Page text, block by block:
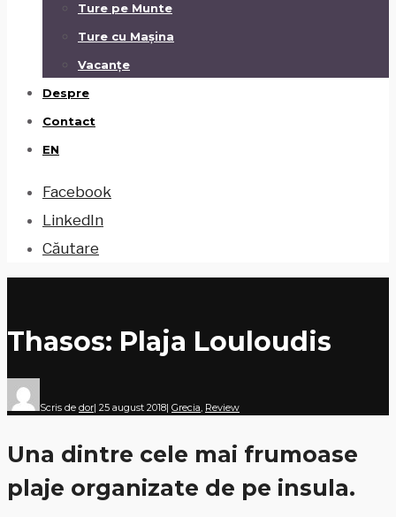
Ture pe Munte
Ture cu Mașina
Vacanțe
Despre
Contact
EN
Facebook
LinkedIn
Căutare
Thasos: Plaja Louloudis
Scris de dor| 25 august 2018| Grecia, Review
Una dintre cele mai frumoase
plaje organizate de pe insula.